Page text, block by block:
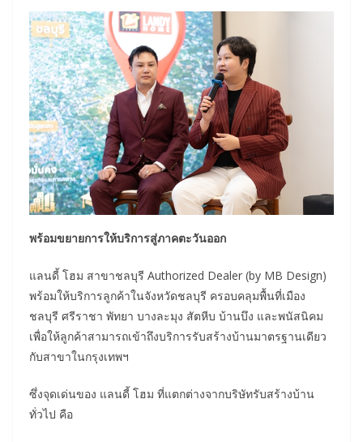
พร้อมขยายการให้บริการสู่ภาคตะวันออก
แลนดี้ โฮม สาขาชลบุรี Authorized Dealer (by MB Design)
พร้อมให้บริการลูกค้าในจังหวัดชลบุรี ครอบคลุมพื้นที่เมือง
ชลบุรี ศรีราชา พัทยา บางละมุง สัตหีบ บ้านบึง และพนัสนิคม
เพื่อให้ลูกค้าสามารถเข้าถึงบริการรับสร้างบ้านมาตรฐานเดียว
กับสาขาในกรุงเทพฯ
ซึ่งจุดเด่นของ แลนดี้ โฮม ที่แตกต่างจากบริษัทรับสร้างบ้าน
ทั่วไป คือ